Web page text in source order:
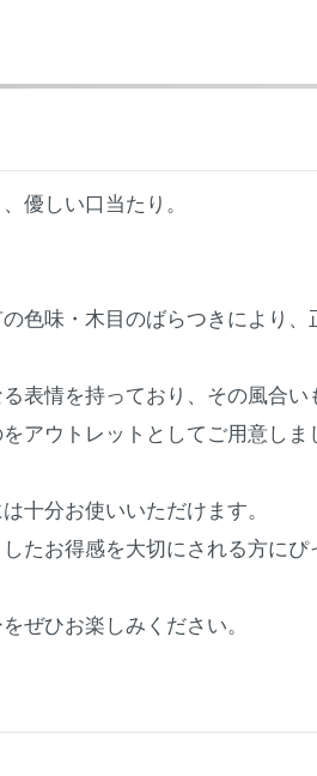
優しい口当たり。
色味・木目のばらつきにより、
表情を持っており、その風合
アウトレットとしてご用意しま
十分お使いいただけます。
たお得感を大切にされる方にぴ
ぜひお楽しみください。